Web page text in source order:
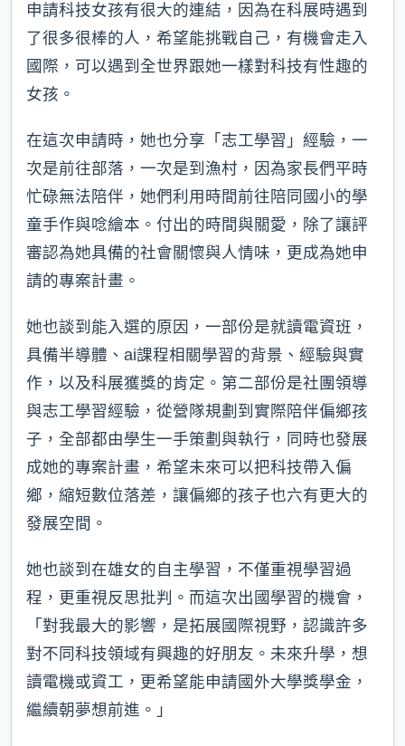
申請科技女孩有很大的連結，因為在科展時遇到
了很多很棒的人，希望能挑戰自己，有機會走入
國際，可以遇到全世界跟她一樣對科技有性趣的
女孩。
在這次申請時，她也分享「志工學習」經驗，一
次是前往部落，一次是到漁村，因為家長們平時
忙碌無法陪伴，她們利用時間前往陪同國小的學
童手作與唸繪本。付出的時間與關愛，除了讓評
審認為她具備的社會關懷與人情味，更成為她申
請的專案計畫。
她也談到能入選的原因，一部份是就讀電資班，
具備半導體、ai課程相關學習的背景、經驗與實
作，以及科展獲獎的肯定。第二部份是社團領導
與志工學習經驗，從營隊規劃到實際陪伴偏鄉孩
子，全部都由學生一手策劃與執行，同時也發展
成她的專案計畫，希望未來可以把科技帶入偏
鄉，縮短數位落差，讓偏鄉的孩子也六有更大的
發展空間。
她也談到在雄女的自主學習，不僅重視學習過
程，更重視反思批判。而這次出國學習的機會，
「對我最大的影響，是拓展國際視野，認識許多
對不同科技領域有興趣的好朋友。未來升學，想
讀電機或資工，更希望能申請國外大學獎學金，
繼續朝夢想前進。」